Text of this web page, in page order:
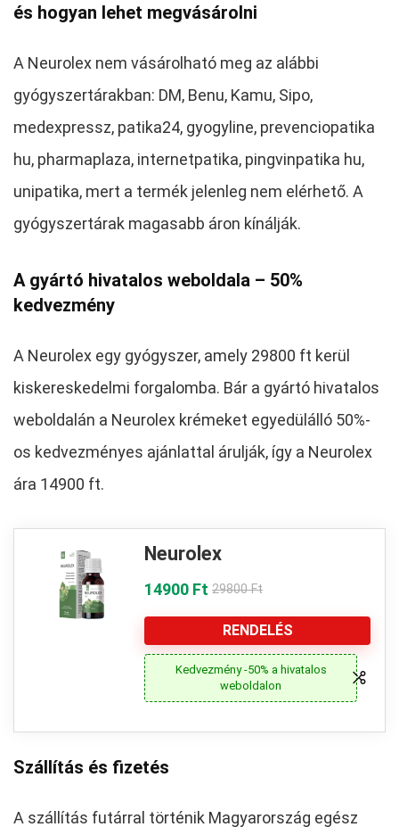
és hogyan lehet megvásárolni
A Neurolex nem vásárolható meg az alábbi
gyógyszertárakban: DM, Benu, Kamu, Sipo,
medexpressz, patika24, gyogyline, prevenciopatika
hu, pharmaplaza, internetpatika, pingvinpatika hu,
unipatika, mert a termék jelenleg nem elérhető. A
gyógyszertárak magasabb áron kínálják.
A gyártó hivatalos weboldala – 50%
kedvezmény
A Neurolex egy gyógyszer, amely 29800 ft kerül
kiskereskedelmi forgalomba. Bár a gyártó hivatalos
weboldalán a Neurolex krémeket egyedülálló 50%-
os kedvezményes ajánlattal árulják, így a Neurolex
ára 14900 ft.
Neurolex
14900 Ft 29800 Ft
RENDELÉS
Kedvezmény -50% a hivatalos
weboldalon
Szállítás és fizetés
A szállítás futárral történik Magyarország egész